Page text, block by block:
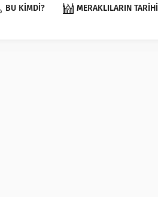
BU KİMDİ? MERAKLILARIN TARİHİ